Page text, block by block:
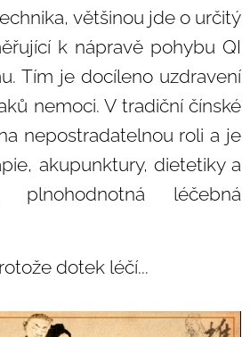
většinou jde o určitý
k nápravě pohybu QI
Tím je docíleno uzdravení
nemoci. V tradiční čínské
nepostradatelnou roli a je
akupunktury, dietetiky a
plnohodnotná léčebná
dotek léčí...